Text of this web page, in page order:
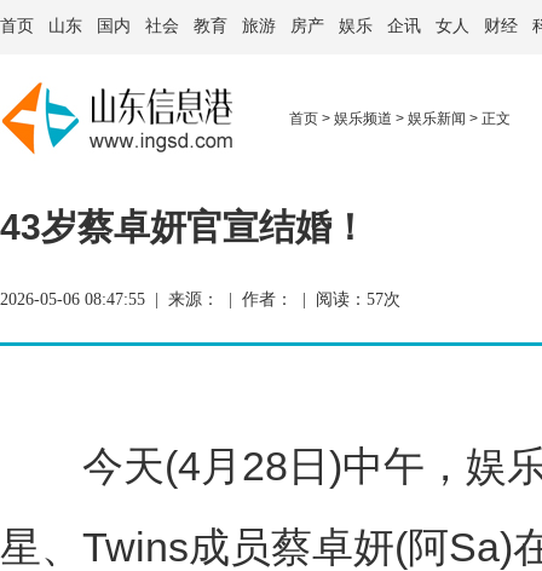
首页 山东 国内 社会 教育 旅游 房产 娱乐 企讯 女人 财经
首页 > 娱乐频道 > 娱乐新闻 > 正文
43岁蔡卓妍官宣结婚！
2026-05-06 08:47:55 | 来源： | 作者： | 阅读： 57次
今天(4月28日)中午，娱乐
星、Twins成员蔡卓妍(阿Sa)